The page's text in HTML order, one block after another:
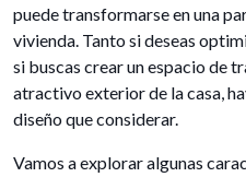
puede transformarse en una
vivienda. Tanto si deseas
si buscas crear un espacio de
atractivo exterior de la casa,
diseño que considerar.
Vamos a explorar algunas